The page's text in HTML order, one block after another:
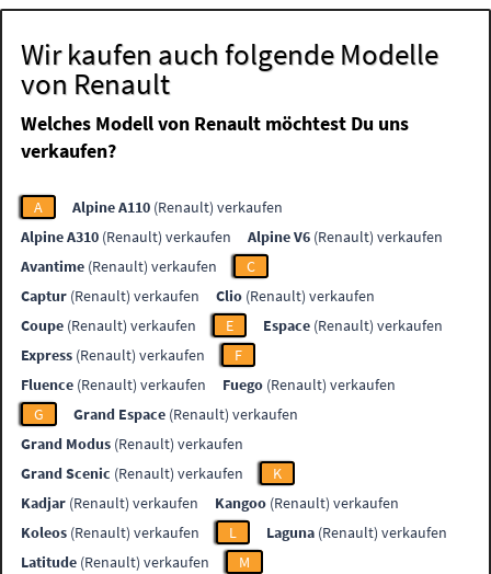
Wir kaufen auch folgende Modelle
von Renault
Welches Modell von Renault möchtest Du uns
verkaufen?
A Alpine A110 (Renault) verkaufen
Alpine A310 (Renault) verkaufen Alpine V6 (Renault) verkaufen
Avantime (Renault) verkaufen
C
Captur (Renault) verkaufen Clio (Renault) verkaufen
Coupe (Renault) verkaufen E Espace (Renault) verkaufen
Express (Renault) verkaufen
F
Fluence (Renault) verkaufen Fuego (Renault) verkaufen
G
Grand Espace (Renault) verkaufen
Grand Modus (Renault) verkaufen
Grand Scenic (Renault) verkaufen
K
Kadjar (Renault) verkaufen Kangoo (Renault) verkaufen
Koleos (Renault) verkaufen L Laguna (Renault) verkaufen
Latitude (Renault) verkaufen
M